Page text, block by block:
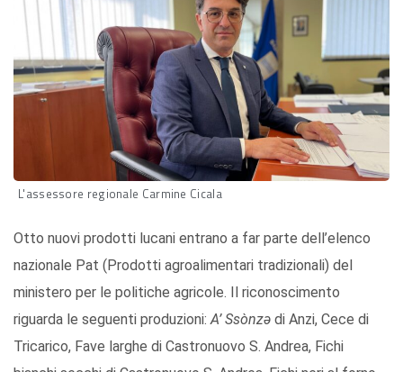
L'assessore regionale Carmine Cicala
Otto nuovi prodotti lucani entrano a far parte dell’elenco
nazionale Pat (Prodotti agroalimentari tradizionali) del
ministero per le politiche agricole. Il riconoscimento
riguarda le seguenti produzioni: A’ Ssònzə di Anzi, Cece di
Tricarico, Fave larghe di Castronuovo S. Andrea, Fichi